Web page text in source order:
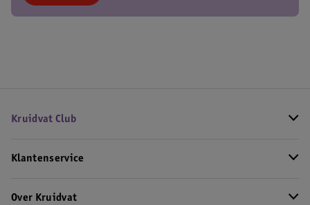
Kruidvat Club
Klantenservice
Over Kruidvat